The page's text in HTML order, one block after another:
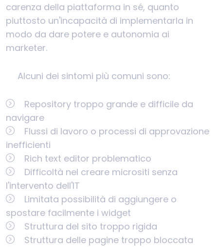
carenza della piattaforma in sé, quanto
piuttosto un'incapacità di implementarla in
modo da dare potere e autonomia ai
marketer.
Alcuni dei sintomi più comuni sono:
Repository troppo grande e difficile da
navigare
Flussi di lavoro o processi di approvazione
inefficienti
Rich text editor problematico
Difficoltà nel creare micrositi senza
l'intervento dell'IT
Limitata possibilità di aggiungere o
spostare facilmente i widget
Struttura del sito troppo rigida
Struttura delle pagine troppo bloccata